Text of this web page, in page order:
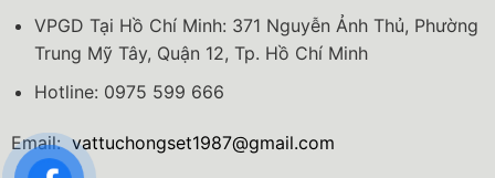
VPGD Tại Hồ Chí Minh: 371 Nguyễn Ảnh Thủ, Phường
Trung Mỹ Tây, Quận 12, Tp. Hồ Chí Minh
Hotline: 0975 599 666
Email:vattuchongset1987@gmail.com